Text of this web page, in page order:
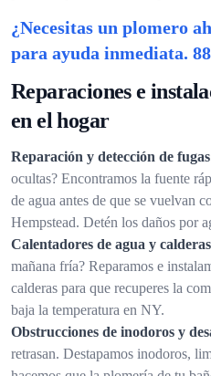
¿Necesitas un plomero
para ayuda inmediata.
Reparaciones e
en el hogar
Reparación y detección de
ocultas? Encontramos la fuente
de agua antes de que se vuelvan
Hempstead. Detén los daños por
Calentadores de agua y
mañana fría? Reparamos e
calderas para que recuperes la
baja la temperatura en NY.
Obstrucciones de inodoros y
retrasan. Destapamos inodoros,